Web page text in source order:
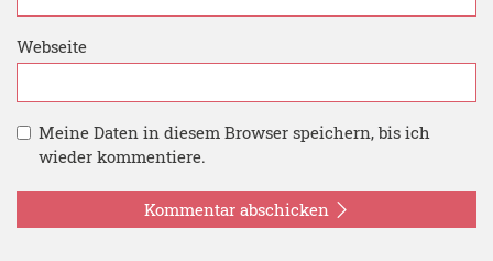
Webseite
Meine Daten in diesem Browser speichern, bis ich
wieder kommentiere.
Kommentar abschicken